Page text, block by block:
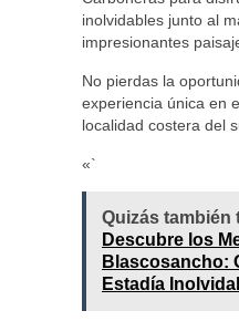
inolvidables junto al
impresionantes
No pierdas la
experiencia única en
localidad costera del
«`
Quizás también
Descubre los
Blascosancho:
Estadía